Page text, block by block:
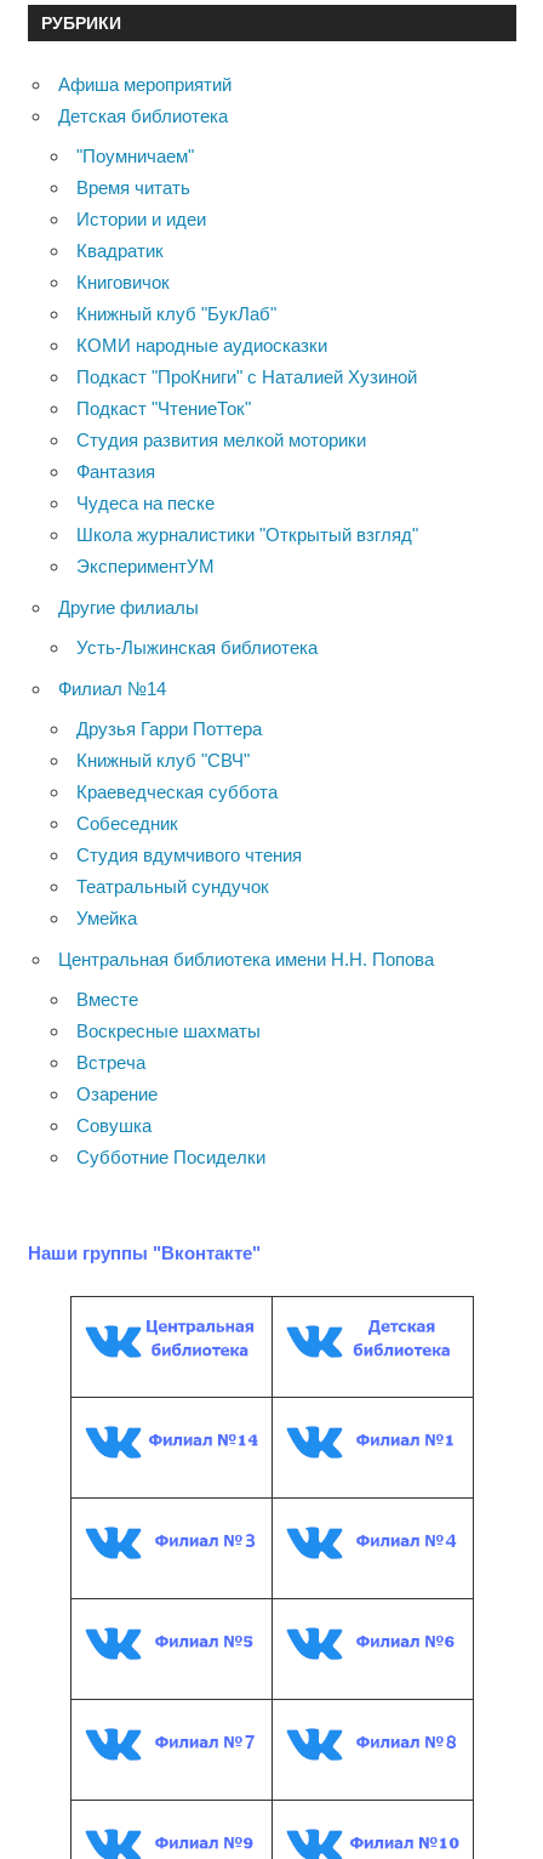
РУБРИКИ
Афиша мероприятий
Детская библиотека
"Поумничаем"
Время читать
Истории и идеи
Квадратик
Книговичок
Книжный клуб "БукЛаб"
КОМИ народные аудиосказки
Подкаст "ПроКниги" с Наталией Хузиной
Подкаст "ЧтениеТок"
Студия развития мелкой моторики
Фантазия
Чудеса на песке
Школа журналистики "Открытый взгляд"
ЭкспериментУМ
Другие филиалы
Усть-Лыжинская библиотека
Филиал №14
Друзья Гарри Поттера
Книжный клуб "СВЧ"
Краеведческая суббота
Собеседник
Студия вдумчивого чтения
Театральный сундучок
Умейка
Центральная библиотека имени Н.Н. Попова
Вместе
Воскресные шахматы
Встреча
Озарение
Совушка
Субботние Посиделки
Наши группы "Вконтакте"